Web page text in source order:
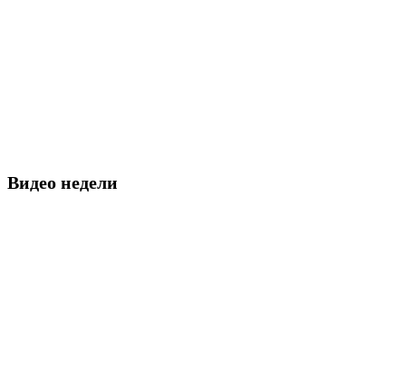
Видео недели